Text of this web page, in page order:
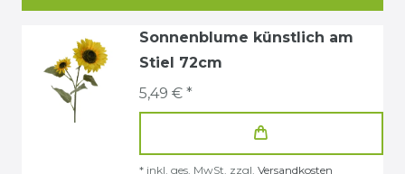
Sonnenblume künstlich am
Stiel 72cm
5,49 € *
* inkl. ges. MwSt. zzgl. Versandkosten